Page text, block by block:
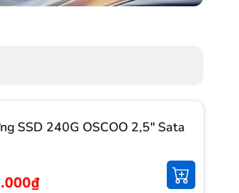
SSD 240G OSCOO 2,5" Sata